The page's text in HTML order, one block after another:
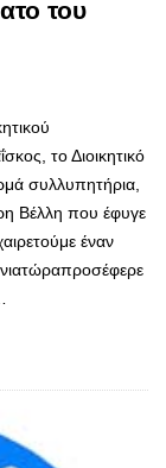
του
το Διοικητικό
συλλυπητήρια,
Βέλλη που έφυγε
έναν